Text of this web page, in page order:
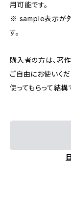
用可能です。
※ sample表示が外
す。
購入者の方は、著作
ご自由にお使いく
使ってもらって結構